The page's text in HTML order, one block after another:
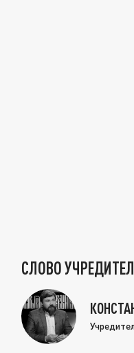
СЛОВО